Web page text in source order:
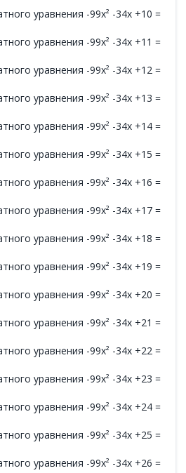
уравнения -99x² -34x +10 =
уравнения -99x² -34x +11 =
уравнения -99x² -34x +12 =
уравнения -99x² -34x +13 =
уравнения -99x² -34x +14 =
уравнения -99x² -34x +15 =
уравнения -99x² -34x +16 =
уравнения -99x² -34x +17 =
уравнения -99x² -34x +18 =
уравнения -99x² -34x +19 =
уравнения -99x² -34x +20 =
уравнения -99x² -34x +21 =
уравнения -99x² -34x +22 =
уравнения -99x² -34x +23 =
уравнения -99x² -34x +24 =
уравнения -99x² -34x +25 =
уравнения -99x² -34x +26 =